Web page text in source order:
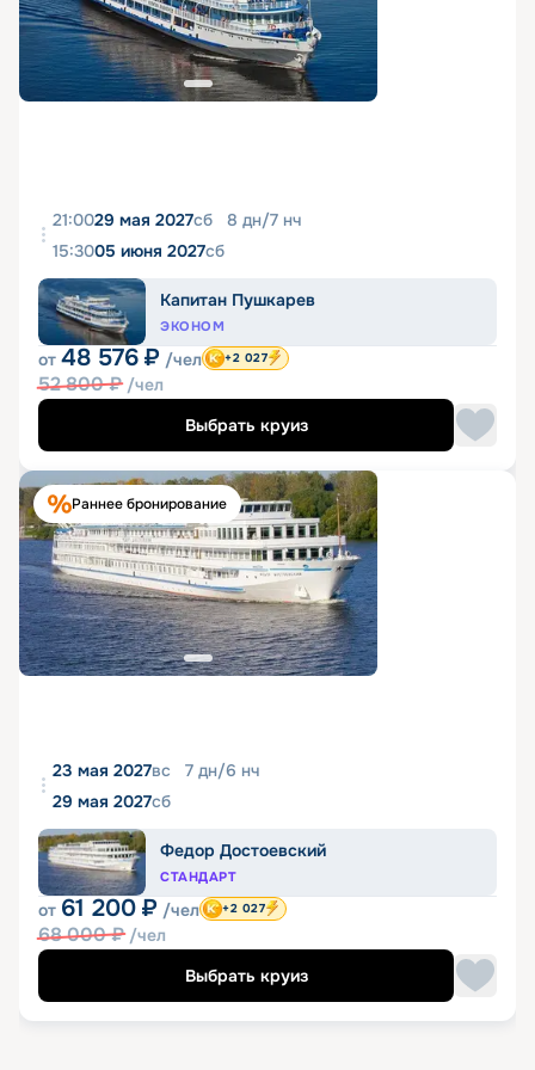
21:0029 мая 2027сб 8 дн/7 нч
15:3005 июня 2027сб
Капитан Пушкарев
ЭКОНОМ
от 48 576 ₽ /чел
52 800₽ /чел
+2 027
Выбрать круиз
Раннее бронирование
23 мая 2027вс 7 дн/6 нч
29 мая 2027сб
Федор Достоевский
СТАНДАРТ
от 61 200 ₽ /чел
68 000₽ /чел
+2 027
Выбрать круиз